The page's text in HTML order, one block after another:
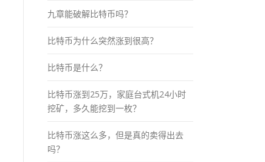
九章能破解比特币吗？
比特币为什么突然涨到很高？
比特币是什么？
比特币涨到25万，家庭台式机24小时
挖矿，多久能挖到一枚？
比特币涨这么多，但是真的卖得出去
吗？